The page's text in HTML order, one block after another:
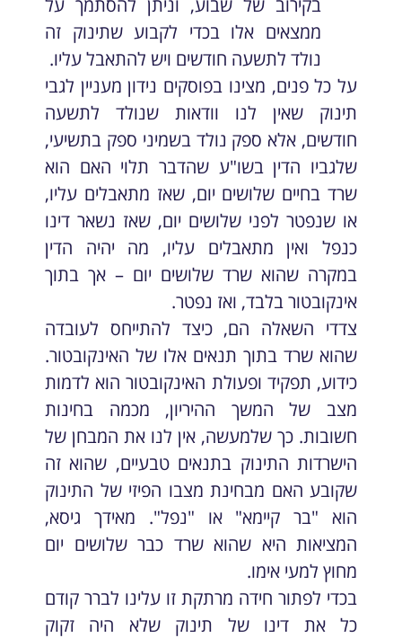
בקירוב של שבוע, וניתן להסתמך על
ממצאים אלו בכדי לקבוע שתינוק זה
נולד לתשעה חודשים ויש להתאבל עליו.
על כל פנים, מצינו בפוסקים נידון מעניין לגבי
תינוק שאין לנו וודאות שנולד לתשעה
חודשים, אלא ספק נולד בשמיני ספק בתשיעי,
שלגביו הדין בשו"ע שהדבר תלוי האם הוא
שרד בחיים שלושים יום, שאז מתאבלים עליו,
או שנפטר לפני שלושים יום, שאז נשאר דינו
כנפל ואין מתאבלים עליו, מה יהיה הדין
במקרה שהוא שרד שלושים יום – אך בתוך
אינקובטור בלבד, ואז נפטר.
צדדי השאלה הם, כיצד להתייחס לעובדה
שהוא שרד בתוך תנאים אלו של האינקובטור.
כידוע, תפקיד ופעולת האינקובטור הוא לדמות
מצב של המשך ההיריון, מכמה בחינות
חשובות. כך שלמעשה, אין לנו את המבחן של
הישרדות התינוק בתנאים טבעיים, שהוא זה
שקובע האם מבחינת מצבו הפיזי של התינוק
הוא "בר קיימא" או "נפל". מאידך גיסא,
המציאות היא שהוא שרד כבר שלושים יום
מחוץ למעי אימו.
בכדי לפתור חידה מרתקת זו עלינו לברר קודם
כל את דינו של תינוק שלא היה זקוק